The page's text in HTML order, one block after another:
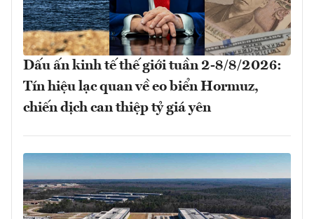
Dấu ấn kinh tế thế giới tuần 2-8/8/2026:
Tín hiệu lạc quan về eo biển Hormuz,
chiến dịch can thiệp tỷ giá yên